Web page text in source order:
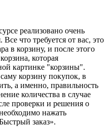
реализовано очень
что требуется от вас, это
в корзину, и после этого
которая
картинке "корзины".
корзину покупок, в
а именно, правильность
количества в случае
проверки и решения о
нажать
заказ».